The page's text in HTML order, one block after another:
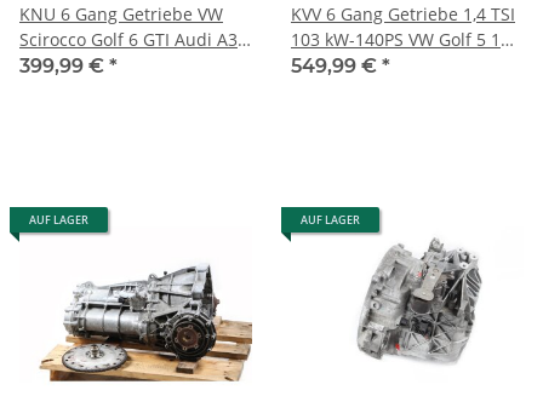
KNU 6 Gang Getriebe VW
Scirocco Golf 6 GTI Audi A3
8P 2,0 TFSI Schaltgetriebe
399,99 € *
KVV 6 Gang Getriebe 1,4 TSI
103 kW-140PS VW Golf 5 1K
164.000km Schaltgetriebe
549,99 € *
AUF LAGER AUF LAGER